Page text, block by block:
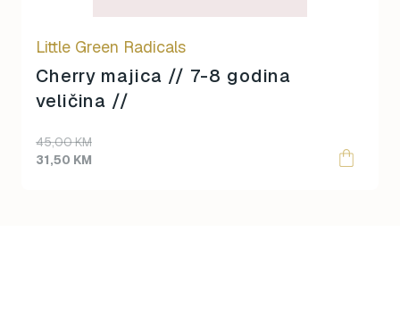
Little Green Radicals
Cherry majica // 7-8 godina
veličina //
45,00KM
Original
price
31,50 KM
Current
price